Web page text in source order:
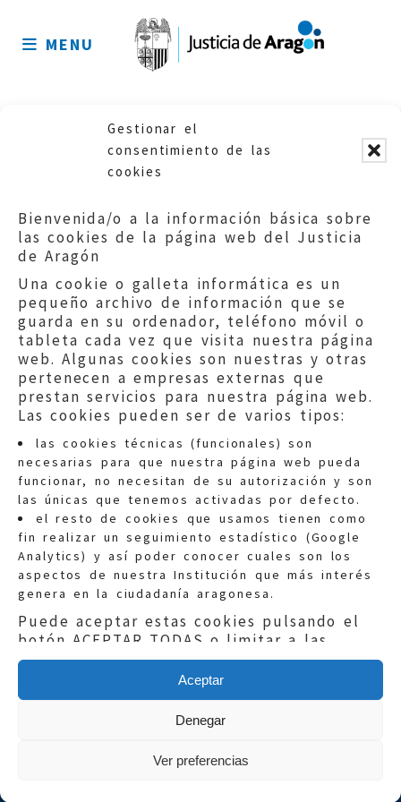
Gestionar el
consentimiento de las
cookies
Bienvenida/o a la información básica sobre
las cookies de la página web del Justicia
de Aragón
Una cookie o galleta informática es un
pequeño archivo de información que se
guarda en su ordenador, teléfono móvil o
tableta cada vez que visita nuestra página
web. Algunas cookies son nuestras y otras
pertenecen a empresas externas que
prestan servicios para nuestra página web.
Las cookies pueden ser de varios tipos:
las cookies técnicas (funcionales) son
necesarias para que nuestra página web pueda
funcionar, no necesitan de su autorización y son
las únicas que tenemos activadas por defecto.
el resto de cookies que usamos tienen como
fin realizar un seguimiento estadístico (Google
Analytics) y así poder conocer cuales son los
aspectos de nuestra Institución que más interés
genera en la ciudadanía aragonesa.
Puede aceptar estas cookies pulsando el
botón ACEPTAR TODAS o limitar a las
necesarias con el botón SÓLO
Si quieres más información, consulta la
POLÍTICA DE COOKIESde nuestra página
Aceptar
Denegar
Ver preferencias
sitio
MENU
No posts were found.
Quejas:quejas@eljusticiadearagon.es
Información general:
informacion@eljusticiadearagon.es
Teléfonos:900 210 210/976 399 354
Aviso legal|Política de privacidad
|
Protección de Datos|Declaración de
Política de cookies
Copyright © 2019El Justicia de Aragón|
Sephor Consulting